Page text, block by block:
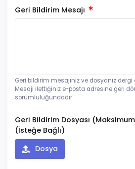
Geri Bildirim Mesajı
Geri bildirim mesajınız ve dosyanız
Mesajı ilettiğiniz e-posta adresine geri
sorumluluğundadır.
Geri Bildirim Dosyası
(İsteğe Bağlı)
Dosya